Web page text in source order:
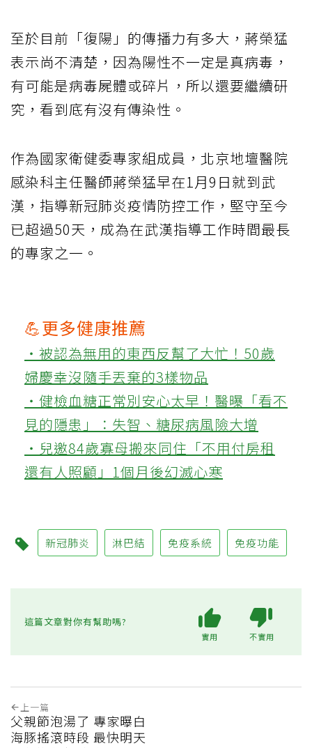
至於目前「復陽」的傳播力有多大，蔣榮猛
表示尚不清楚，因為陽性不一定是真病毒，
有可能是病毒屍體或碎片，所以還要繼續研
究，看到底有沒有傳染性。
作為國家衛健委專家組成員，北京地壇醫院
感染科主任醫師蔣榮猛早在1月9日就到武
漢，指導新冠肺炎疫情防控工作，堅守至今
已超過50天，成為在武漢指導工作時間最長
的專家之一。
💪更多健康推薦
‧被認為無用的東西反幫了大忙！50歲
婦慶幸沒隨手丟棄的3樣物品
‧健檢血糖正常別安心太早！醫曝「看不
見的隱患」：失智、糖尿病風險大增
‧兒邀84歲寡母搬來同住「不用付房租
還有人照顧」1個月後幻滅心寒
新冠肺炎 淋巴結 免疫系統 免疫功能
這篇文章對你有幫助嗎?
實用 不實用
上一篇
父親節泡湯了 專家曝白
海豚搖滾時段 最快明天